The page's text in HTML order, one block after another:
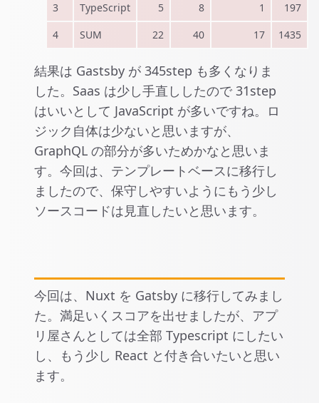
3
TypeScript 5 8 1
197
4
SUM 22 40 17 1435
結果は Gastsby が 345step も多くなりま
した。Saas は少し手直ししたので 31step
はいいとして JavaScript が多いですね。ロ
ジック自体は少ないと思いますが、
GraphQL の部分が多いためかなと思いま
す。今回は、テンプレートベースに移行し
ましたので、保守しやすいようにもう少し
ソースコードは見直したいと思います。
今回は、Nuxt を Gatsby に移行してみまし
た。満足いくスコアを出せましたが、アプ
リ屋さんとしては全部 Typescript にしたい
し、もう少し React と付き合いたいと思い
ます。